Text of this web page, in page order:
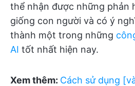
thể nhận được những phản
giống con người và có ý
thành một trong những
AI tốt nhất hiện nay.
Xem thêm: Cách sử dụng